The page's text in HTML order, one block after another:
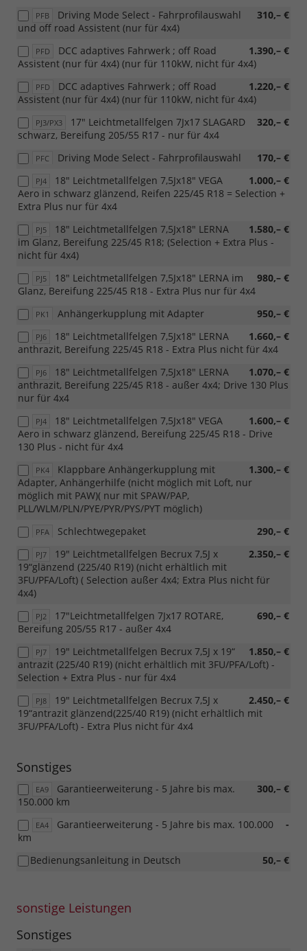
PFB 310,– €
Driving Mode Select - Fahrprofilauswahl
und off road Assistent (nur für 4x4)
PFD 1.390,– €
DCC adaptives Fahrwerk ; off Road
Assistent (nur für 4x4) (nur für 110kW, nicht für 4x4)
PFD 1.220,– €
DCC adaptives Fahrwerk ; off Road
Assistent (nur für 4x4) (nur für 110kW, nicht für 4x4)
PJ3/PX3 320,– €
17" Leichtmetallfelgen 7Jx17 SLAGARD
schwarz, Bereifung 205/55 R17 - nur für 4x4
PFC 170,– €
Driving Mode Select - Fahrprofilauswahl
PJ4 1.000,– €
18" Leichtmetallfelgen 7,5Jx18" VEGA
Aero in schwarz glänzend, Reifen 225/45 R18 = Selection +
Extra Plus nur für 4x4
PJ5 1.580,– €
18" Leichtmetallfelgen 7,5Jx18" LERNA
im Glanz, Bereifung 225/45 R18; (Selection + Extra Plus -
nicht für 4x4)
PJ5 980,– €
18" Leichtmetallfelgen 7,5Jx18" LERNA im
Glanz, Bereifung 225/45 R18 - Extra Plus nur für 4x4
PK1 950,– €
Anhängerkupplung mit Adapter
PJ6 1.660,– €
18" Leichtmetallfelgen 7,5Jx18" LERNA
anthrazit, Bereifung 225/45 R18 - Extra Plus nicht für 4x4
PJ6 1.070,– €
18" Leichtmetallfelgen 7,5Jx18" LERNA
anthrazit, Bereifung 225/45 R18 - außer 4x4; Drive 130 Plus
nur für 4x4
PJ4 1.600,– €
18" Leichtmetallfelgen 7,5Jx18" VEGA
Aero in schwarz glänzend, Bereifung 225/45 R18 - Drive
130 Plus - nicht für 4x4
PK4 1.300,– €
Klappbare Anhängerkupplung mit
Adapter, Anhängerhilfe (nicht möglich mit Loft, nur
möglich mit PAW)( nur mit SPAW/PAP,
PLL/WLM/PLN/PYE/PYR/PYS/PYT möglich)
PFA 290,– €
Schlechtwegepaket
PJ7 2.350,– €
19" Leichtmetallfelgen Becrux 7,5J x
19“glänzend (225/40 R19) (nicht erhältlich mit
3FU/PFA/Loft) ( Selection außer 4x4; Extra Plus nicht für
4x4)
PJ2 690,– €
17"Leichtmetallfelgen 7Jx17 ROTARE,
Bereifung 205/55 R17 - außer 4x4
PJ7 1.850,– €
19" Leichtmetallfelgen Becrux 7,5J x 19“
antrazit (225/40 R19) (nicht erhältlich mit 3FU/PFA/Loft) -
Selection + Extra Plus - nur für 4x4
PJ8 2.450,– €
19" Leichtmetallfelgen Becrux 7,5J x
19“antrazit glänzend(225/40 R19) (nicht erhältlich mit
3FU/PFA/Loft) - Extra Plus nicht für 4x4
Sonstiges
EA9 300,– €
Garantieerweiterung - 5 Jahre bis max.
150.000 km
EA4 -
Garantieerweiterung - 5 Jahre bis max. 100.000
km
50,– €
Bedienungsanleitung in Deutsch
sonstige Leistungen
Sonstiges